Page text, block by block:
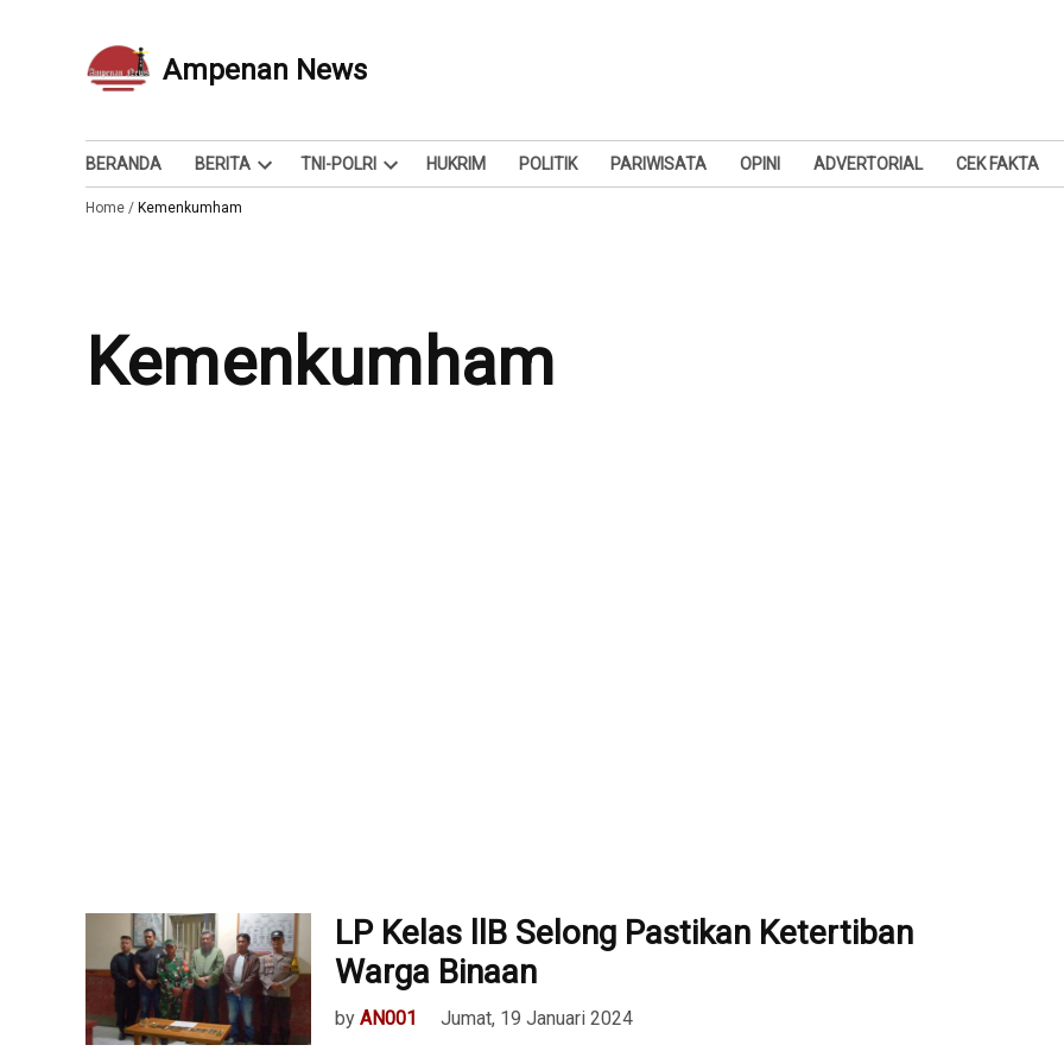
Ampenan News
Berita dan Info
BERANDA BERITA
Open
TNI-POLRI
Open
HUKRIM POLITIK PARIWISATA OPINI ADVERTORIAL CEK FAKTA
Home / Kemenkumham
Kemenkumham
LP Kelas llB Selong Pastikan Ketertiban
Warga Binaan
by AN001 Jumat, 19 Januari 2024